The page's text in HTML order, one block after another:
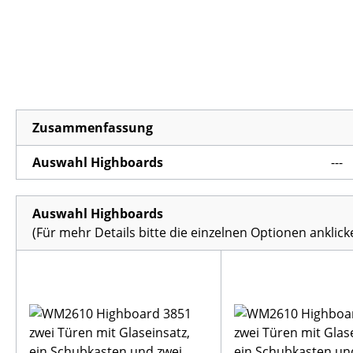
Zusammenfassung
Auswahl Highboards
---
Auswahl Highboards
(Für mehr Details bitte die einzelnen Optionen